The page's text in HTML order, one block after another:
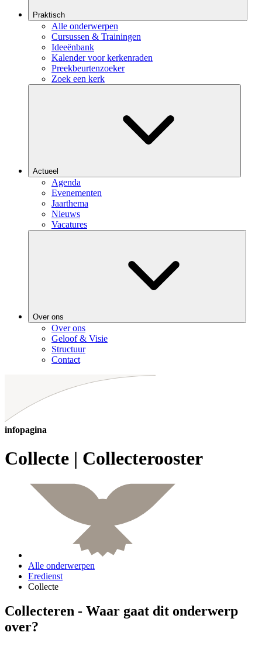
Praktisch
Alle onderwerpen
Cursussen & Trainingen
Ideeënbank
Kalender voor kerkenraden
Preekbeurtenzoeker
Zoek een kerk
Actueel
Agenda
Evenementen
Jaarthema
Nieuws
Vacatures
Over ons
Over ons
Geloof & Visie
Structuur
Contact
infopagina
Collecte | Collecterooster
Alle onderwerpen
Eredienst
Collecte
Collecteren - Waar gaat dit onderwerp
over?